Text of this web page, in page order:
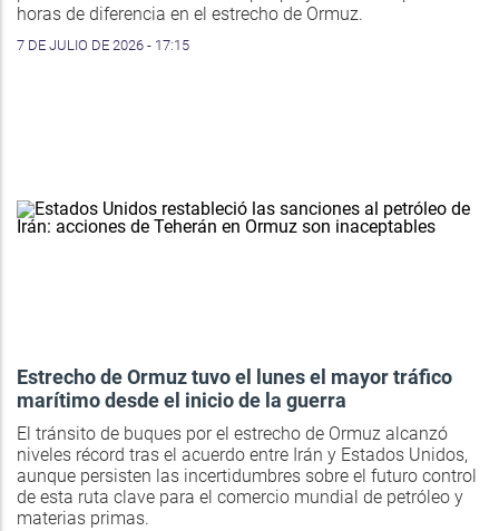
horas de diferencia en el estrecho de Ormuz.
7 DE JULIO DE 2026 - 17:15
Estrecho de Ormuz tuvo el lunes el mayor tráfico
marítimo desde el inicio de la guerra
El tránsito de buques por el estrecho de Ormuz alcanzó
niveles récord tras el acuerdo entre Irán y Estados Unidos,
aunque persisten las incertidumbres sobre el futuro control
de esta ruta clave para el comercio mundial de petróleo y
materias primas.